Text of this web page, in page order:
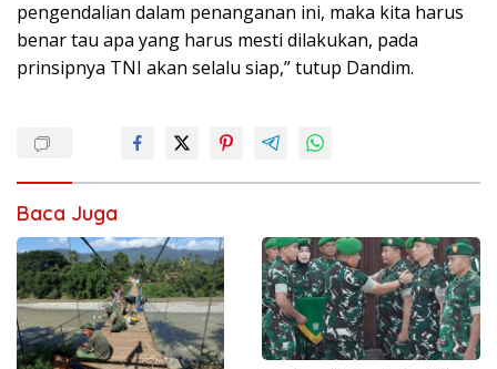
pengendalian dalam penanganan ini, maka kita harus
benar tau apa yang harus mesti dilakukan, pada
prinsipnya TNI akan selalu siap,” tutup Dandim.
Baca Juga